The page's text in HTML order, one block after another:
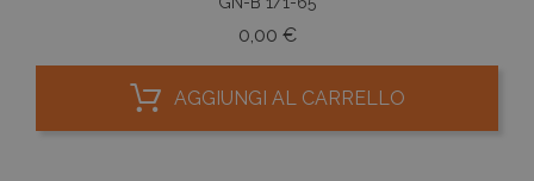
0,00 €Prezzo
AGGIUNGI AL CARRELLO